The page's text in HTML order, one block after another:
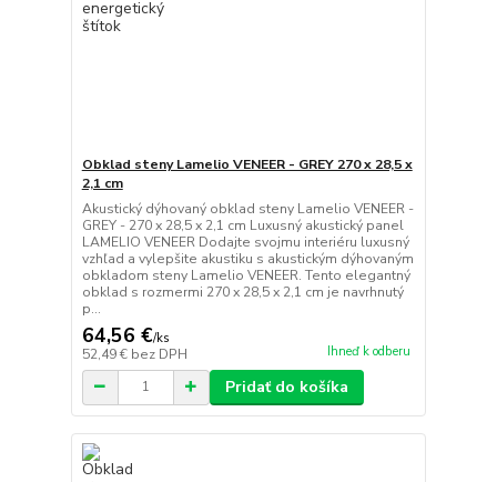
Obklad steny Lamelio VENEER - GREY 270 x 28,5 x
2,1 cm
Akustický dýhovaný obklad steny Lamelio VENEER -
GREY - 270 x 28,5 x 2,1 cm Luxusný akustický panel
LAMELIO VENEER Dodajte svojmu interiéru luxusný
vzhľad a vylepšite akustiku s akustickým dýhovaným
obkladom steny Lamelio VENEER. Tento elegantný
obklad s rozmermi 270 x 28,5 x 2,1 cm je navrhnutý
p...
64,56 €/ks
52,49 € bez DPH Ihneď k odberu
Pridať do košíka